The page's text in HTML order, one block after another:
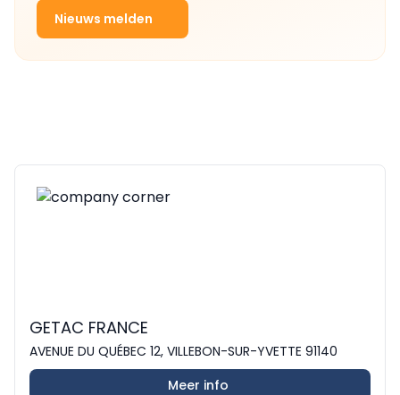
Nieuws melden
GETAC FRANCE
AVENUE DU QUÉBEC 12, VILLEBON-SUR-YVETTE 91140
Meer info